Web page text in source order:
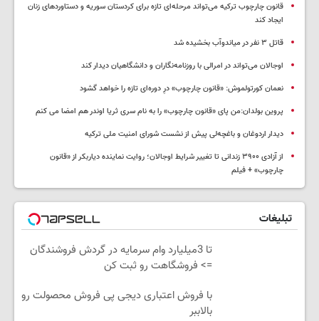
قانون چارچوب ترکیه می‌تواند مرحله‌ای تازه برای کردستان سوریه و دستاوردهای زنان
ایجاد کند
قاتل ٣ نفر در میاندوآب بخشیده شد
اوجالان می‌تواند در امرالی با روزنامه‌نگاران و دانشگاهیان دیدار کند
نعمان کورتولموش: «قانون چارچوب» درِ دوره‌ای تازه را خواهد گشود
پروین بولدان:من پای «قانون چارچوب» را به نام سری ثریا اوندر هم امضا می کنم
دیدار اردوغان و باغچه‌لی پیش از نشست شورای امنیت ملی ترکیه
از آزادی ۳۹۰۰ زندانی تا تغییر شرایط اوجالان؛ روایت نماینده دیاربکر از «قانون
چارچوب» + فیلم
تبلیغات
تا 3میلیارد وام سرمایه در گردش فروشندگان
=> فروشگاهت رو ثبت کن
با فروش اعتباری دیجی پی فروش محصولت رو
بالاببر